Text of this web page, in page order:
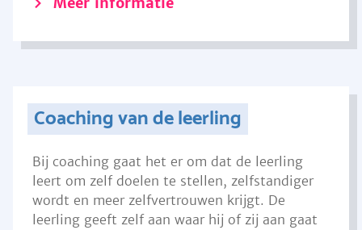
Coaching van de leerling
Bij coaching gaat het er om dat de leerling
leert om zelf doelen te stellen, zelfstandiger
wordt en meer zelfvertrouwen krijgt. De
leerling geeft zelf aan waar hij of zij aan gaat